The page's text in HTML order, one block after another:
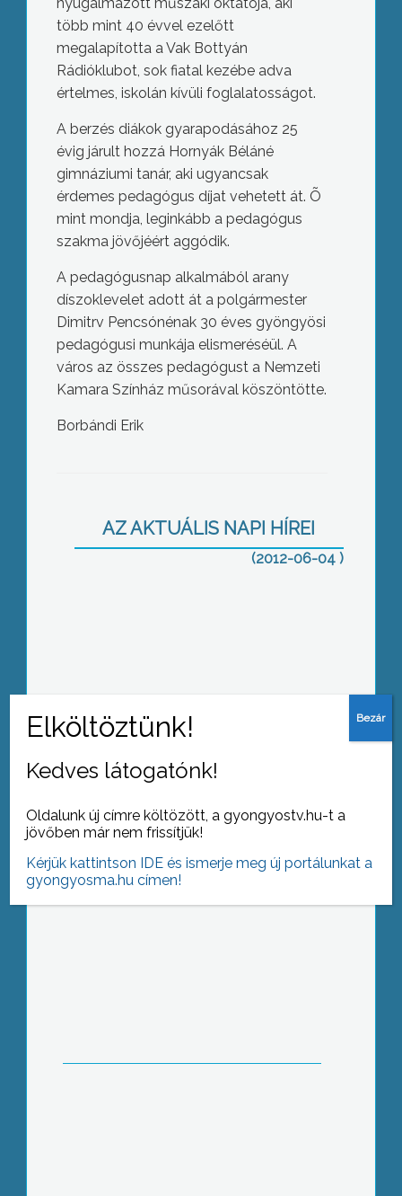
több mint 40 évvel ezelőtt
megalapította a Vak Bottyán
Rádióklubot, sok fiatal kezébe adva
értelmes, iskolán kívüli foglalatosságot.
A berzés diákok gyarapodásához 25
évig járult hozzá Hornyák Béláné
gimnáziumi tanár, aki ugyancsak
érdemes pedagógus díjat vehetett át. Õ
mint mondja, leginkább a pedagógus
szakma jövőjéért aggódik.
A pedagógusnap alkalmából arany
díszoklevelet adott át a polgármester
Dimitrv Pencsónénak 30 éves gyöngyösi
pedagógusi munkája elismeréséül. A
város az összes pedagógust a Nemzeti
Kamara Színház műsorával köszöntötte.
Borbándi Erik
AZ AKTUÁLIS NAPI HÍREI
(2012-06-04 )
Patrubány Miklós
Megkezdődik a Szövetkezet úti kispiac
Kedves látogatónk!
Oldalunk új címre költözött, a gyongyostv.hu-t a
jövőben már nem frissítjük!
Kérjük kattintson IDE és ismerje meg új portálunkat a
gyongyosma.hu címen!